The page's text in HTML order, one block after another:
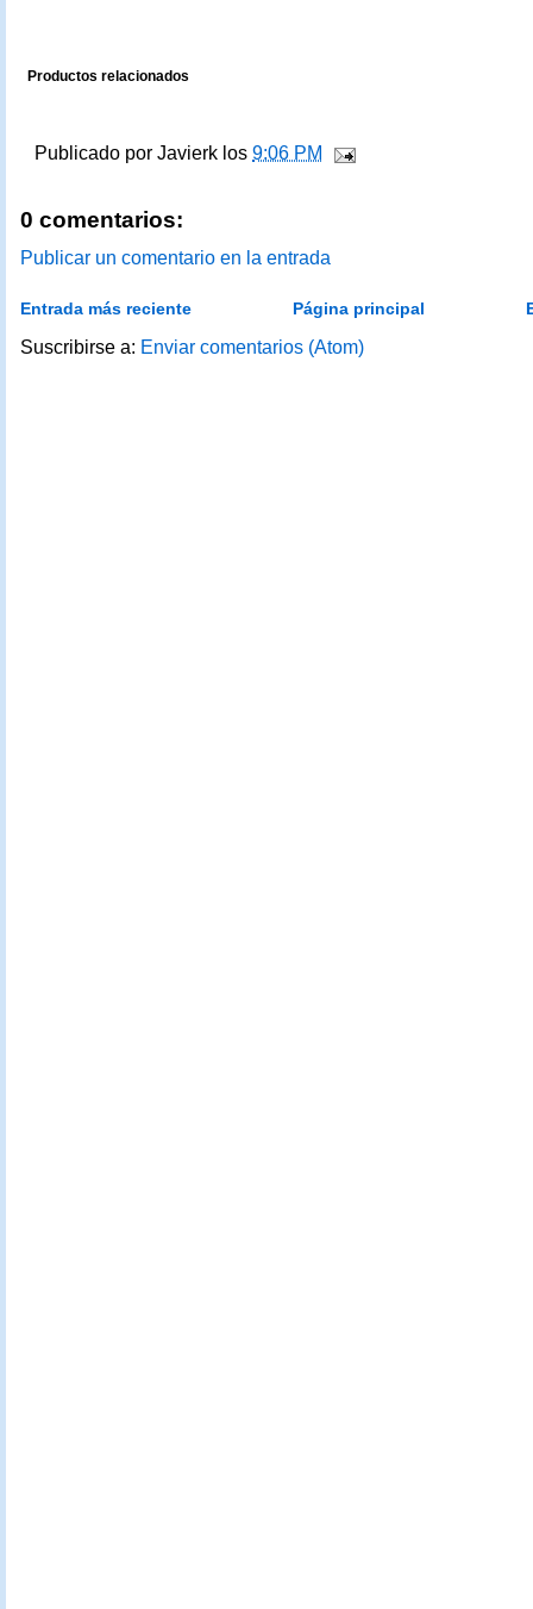
Productos relacionados
Publicado por Javierk los 9:06 PM
0 comentarios:
Publicar un comentario en la entrada
Entrada más reciente Página principal
Suscribirse a: Enviar comentarios (Atom)